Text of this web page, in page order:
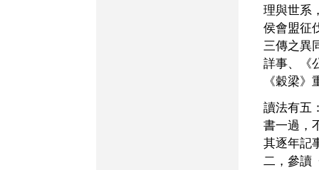
理與世系
侯會盟征
三傳之異
詳事、《
《穀梁
讀法有五：其一，先讀全
書一過，
其逐年記
二，參讀